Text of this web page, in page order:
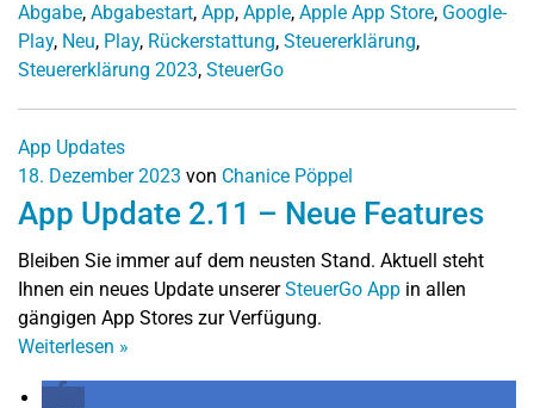
Abgabe, Abgabestart, App, Apple, Apple App Store, Google-
Play, Neu, Play, Rückerstattung, Steuererklärung,
Steuererklärung 2023, SteuerGo
App Updates
18. Dezember 2023 von Chanice Pöppel
App Update 2.11 – Neue Features
Bleiben Sie immer auf dem neusten Stand. Aktuell steht
Ihnen ein neues Update unsererSteuerGo App in allen
gängigen App Stores zur Verfügung.
Weiterlesen »